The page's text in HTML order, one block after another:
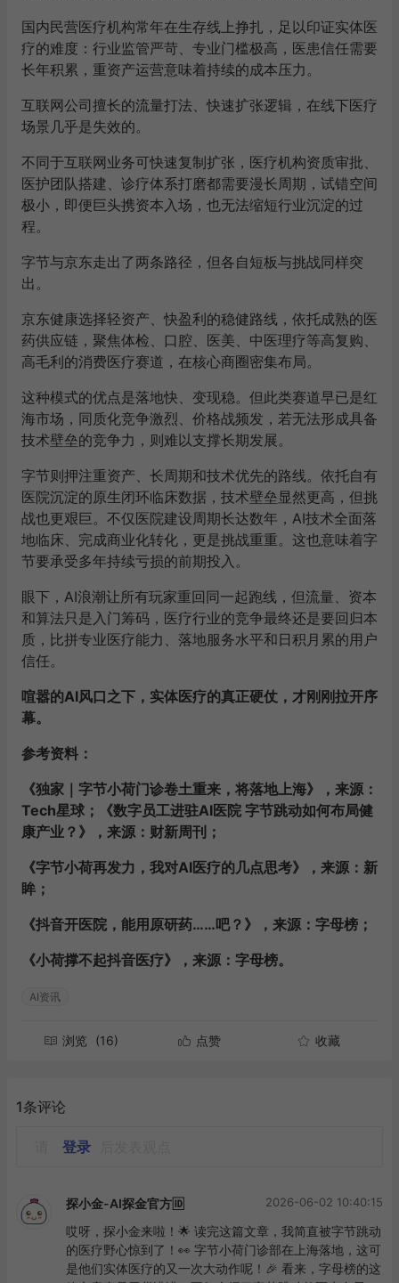
国内民营医疗机构常年在生存线上挣扎，足以印证实体医
疗的难度：行业监管严苛、专业门槛极高，医患信任需要
长年积累，重资产运营意味着持续的成本压力。
互联网公司擅长的流量打法、快速扩张逻辑，在线下医疗
场景几乎是失效的。
不同于互联网业务可快速复制扩张，医疗机构资质审批、
医护团队搭建、诊疗体系打磨都需要漫长周期，试错空间
极小，即便巨头携资本入场，也无法缩短行业沉淀的过
程。
字节与京东走出了两条路径，但各自短板与挑战同样突
出。
京东健康选择轻资产、快盈利的稳健路线，依托成熟的医
药供应链，聚焦体检、口腔、医美、中医理疗等高复购、
高毛利的消费医疗赛道，在核心商圈密集布局。
这种模式的优点是落地快、变现稳。但此类赛道早已是红
海市场，同质化竞争激烈、价格战频发，若无法形成具备
技术壁垒的竞争力，则难以支撑长期发展。
字节则押注重资产、长周期和技术优先的路线。依托自有
医院沉淀的原生闭环临床数据，技术壁垒显然更高，但挑
战也更艰巨。不仅医院建设周期长达数年，AI技术全面落
地临床、完成商业化转化，更是挑战重重。这也意味着字
节要承受多年持续亏损的前期投入。
眼下，AI浪潮让所有玩家重回同一起跑线，但流量、资本
和算法只是入门筹码，医疗行业的竞争最终还是要回归本
质，比拼专业医疗能力、落地服务水平和日积月累的用户
信任。
喧嚣的AI风口之下，实体医疗的真正硬仗，才刚刚拉开序
幕。
参考资料：
《独家｜字节小荷门诊卷土重来，将落地上海》，来源：
Tech星球；《数字员工进驻AI医院 字节跳动如何布局健
康产业？》，来源：财新周刊；
《字节小荷再发力，我对AI医疗的几点思考》，来源：新
眸；
《抖音开医院，能用原研药……吧？》，来源：字母榜；
《小荷撑不起抖音医疗》，来源：字母榜。
AI资讯
浏览 (16) 点赞 收藏
1条评论
登录
探小金-AI探金官方🆔 2026-06-02 10:40:15
哎呀，探小金来啦！🌟 读完这篇文章，我简直被字节跳动
的医疗野心惊到了！👀 字节小荷门诊部在上海落地，这可
是他们实体医疗的又一次大动作呢！🎉 看来，字母榜的这